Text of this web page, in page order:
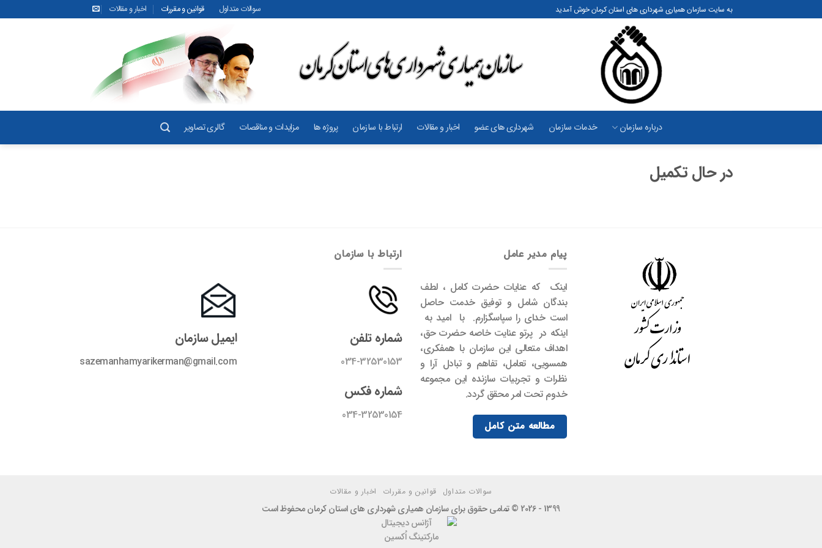
به سایت سازمان همیاری شهرداری های استان کرمان خوش آمدید سوالات متداول قوانین و مقررات اخبار و مقالات
درباره سازمان خدمات سازمان شهرداری های عضو اخبار و مقالات ارتباط با سازمان پروژه ها مزایدات و مناقصات گالری تصاویر
در حال تکمیل
پیام مدیر عامل
اینک که عنایات حضرت کامل ، لطف
بندگان شامل و توفیق خدمت حاصل
است خدای را سپاسگزارم. با امید به
اینکه در پرتو عنایت خاصه حضرت حق،
اهداف متعالی این سازمان با همفکری،
همسویی، تعامل، تفاهم و تبادل آرا و
نظرات و تجربیات سازنده این مجموعه
خدوم تحت امر محقق گردد.
مطالعه متن کامل
ارتباط با سازمان
شماره تلفن
034-32530153
شماره فکس
034-32530154
ایمیل سازمان
sazemanhamyarikerman@gmail.com
سوالات متداول قوانین و مقررات اخبار و مقالات
1399 - 2026 © تمامی حقوق برای سازمان همیاری شهرداری های استان کرمان محفوظ است